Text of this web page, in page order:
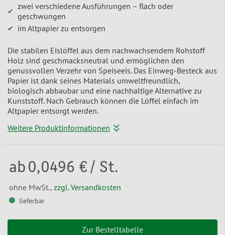
zwei verschiedene Ausführungen – flach oder
geschwungen
im Altpapier zu entsorgen
Die stabilen Eislöffel aus dem nachwachsendem Rohstoff
Holz sind geschmacksneutral und ermöglichen den
genussvollen Verzehr von Speiseeis. Das Einweg-Besteck aus
Papier ist dank seines Materials umweltfreundlich,
biologisch abbaubar und eine nachhaltige Alternative zu
Kunststoff. Nach Gebrauch können die Löffel einfach im
Altpapier entsorgt werden.
Weitere Produktinformationen
ab 0,0496 € / St.
ohne MwSt., zzgl. Versandkosten
lieferbar
Zur Bestelltabelle